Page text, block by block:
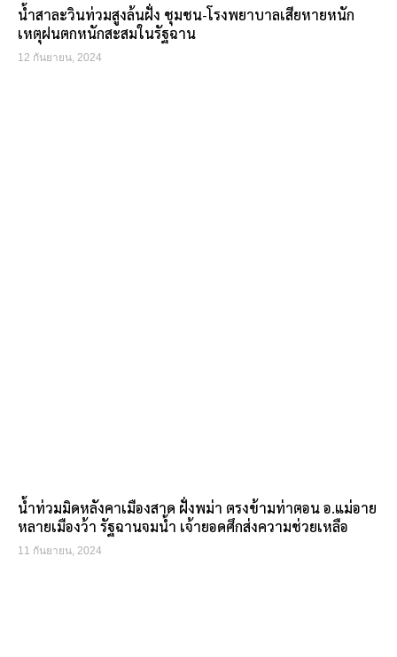
น้ำสาละวินท่วมสูงล้นฝั่ง ชุมชน-โรงพยาบาลเสียหายหนัก
เหตุฝนตกหนักสะสมในรัฐฉาน
12 กันยายน, 2024
น้ำท่วมมิดหลังคาเมืองสาด ฝั่งพม่า ตรงข้ามท่าตอน อ.แม่อาย
หลายเมืองว้า รัฐฉานจมน้ำ เจ้ายอดศึกส่งความช่วยเหลือ
11 กันยายน, 2024